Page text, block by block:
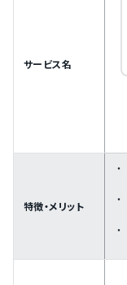
サービス名
特徴・メリット